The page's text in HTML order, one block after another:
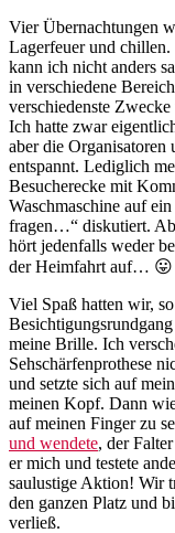
Vier Übernachtungen
Lagerfeuer und chillen.
kann ich nicht anders
in verschiedene
verschiedenste
Ich hatte zwar
aber die Organisatoren
entspannt. Lediglich
Besucherecke mit
Waschmaschine auf
fragen…“ diskutiert.
hört jedenfalls weder
der Heimfahrt auf… 😛
Viel Spaß hatten wir,
meine Brille. Ich
Sehschärfenprothese
und setzte sich auf
meinen Kopf. Dann
auf meinen Finger zu
und wendete, der
er mich und testete
saulustige Aktion! Wir
den ganzen Platz und
verließ.